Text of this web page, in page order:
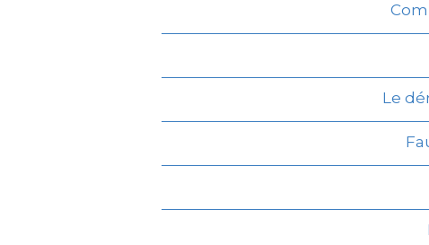
Le